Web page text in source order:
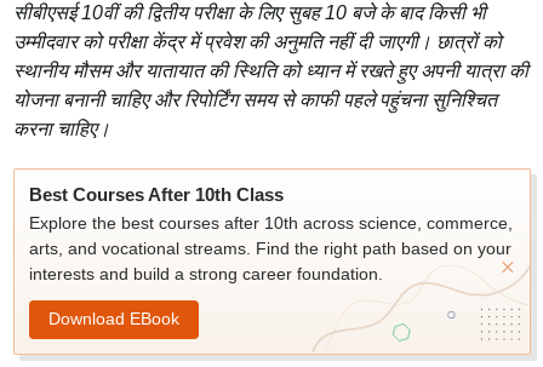
सीबीएसई 10वीं की द्वितीय परीक्षा के लिए सुबह 10 बजे के बाद किसी भी
उम्मीदवार को परीक्षा केंद्र में प्रवेश की अनुमति नहीं दी जाएगी। छात्रों को
स्थानीय मौसम और यातायात की स्थिति को ध्यान में रखते हुए अपनी यात्रा की
योजना बनानी चाहिए और रिपोर्टिंग समय से काफी पहले पहुंचना सुनिश्चित
करना चाहिए।
Best Courses After 10th Class
Explore the best courses after 10th across science, commerce,
arts, and vocational streams. Find the right path based on your
interests and build a strong career foundation.
Download EBook